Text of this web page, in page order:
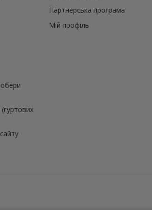
Партнерська програма
Мій профіль